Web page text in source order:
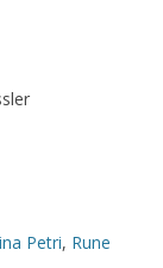
Petri, Rune